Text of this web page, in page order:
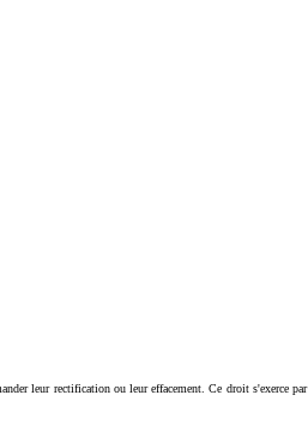
leur rectification ou leur effacement. Ce droit s'exerce